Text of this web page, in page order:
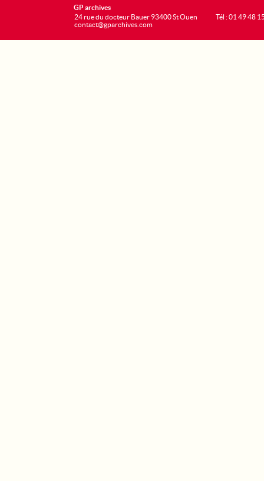
GP archives
24 rue du docteur Bauer 93400 St Ouen
contact@gparchives.com
Tél : 01 49 48